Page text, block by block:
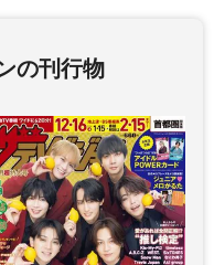
の刊行物